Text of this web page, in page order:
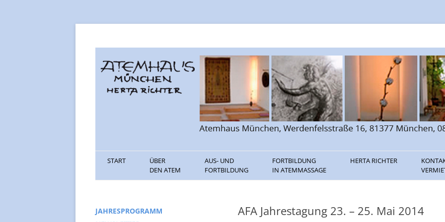
Atemhaus München
START
ÜBER
DEN ATEM
AUS- UND
FORTBILDUNG
FORTBILDUNG
IN ATEMMASSAGE
HERTA RICHTER
AFA Jahrestagung 23. – 25. Mai 2014
JAHRESPROGRAMM